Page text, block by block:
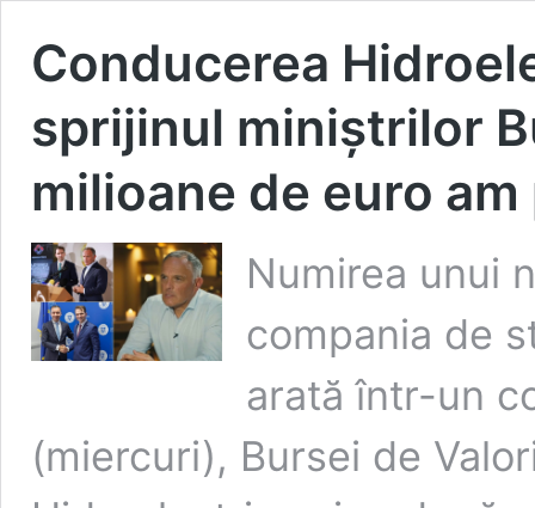
Conducerea
sprijinul miniștrilor
milioane de euro
Numirea unui
compania de
arată într-un
(miercuri), Bursei de